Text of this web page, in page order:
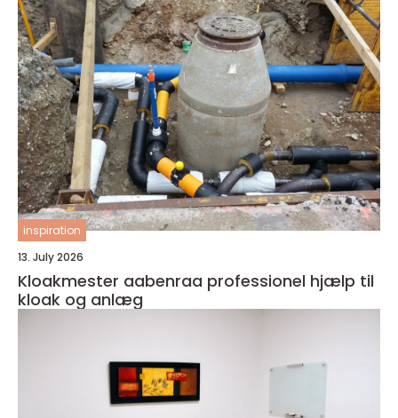
inspiration
13. July 2026
Kloakmester aabenraa professionel hjælp til
kloak og anlæg